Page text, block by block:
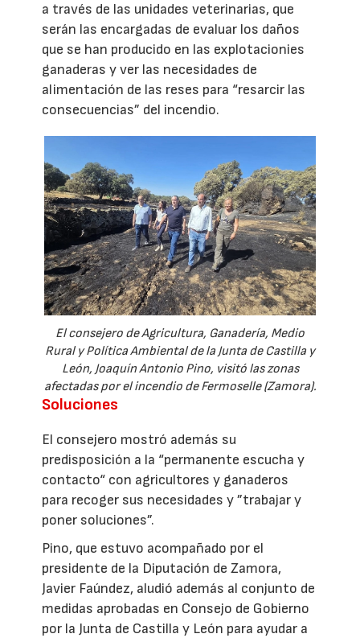
a través de las unidades veterinarias, que
serán las encargadas de evaluar los daños
que se han producido en las explotacionies
ganaderas y ver las necesidades de
alimentación de las reses para “resarcir las
consecuencias” del incendio.
El consejero de Agricultura, Ganadería, Medio
Rural y Política Ambiental de la Junta de Castilla y
León, Joaquín Antonio Pino, visitó las zonas
afectadas por el incendio de Fermoselle (Zamora).
Soluciones
El consejero mostró además su
predisposición a la “permanente escucha y
contacto“ con agricultores y ganaderos
para recoger sus necesidades y ”trabajar y
poner soluciones”.
Pino, que estuvo acompañado por el
presidente de la Diputación de Zamora,
Javier Faúndez, aludió además al conjunto de
medidas aprobadas en Consejo de Gobierno
por la Junta de Castilla y León para ayudar a